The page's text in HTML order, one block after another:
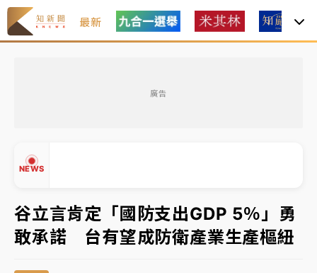
最新
廣告
NEWS
周末精選｜
物醫籲多吃蔬果代謝
《知新聞》揭「運科計畫」人體實驗黑幕 運動部不追
究！遭監委質疑
▲
谷立言肯定「國防支出GDP 5％」勇
敢承諾 台有望成防衛產業生產樞紐